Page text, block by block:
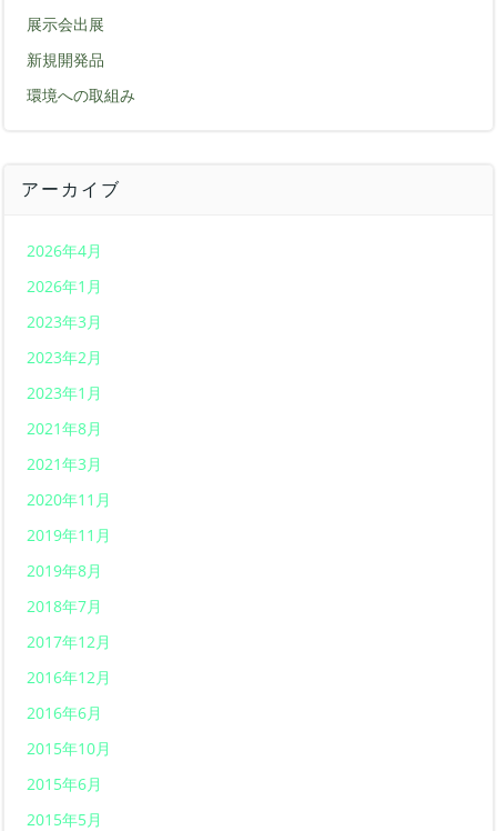
展示会出展
新規開発品
環境への取組み
アーカイブ
2026年4月
2026年1月
2023年3月
2023年2月
2023年1月
2021年8月
2021年3月
2020年11月
2019年11月
2019年8月
2018年7月
2017年12月
2016年12月
2016年6月
2015年10月
2015年6月
2015年5月